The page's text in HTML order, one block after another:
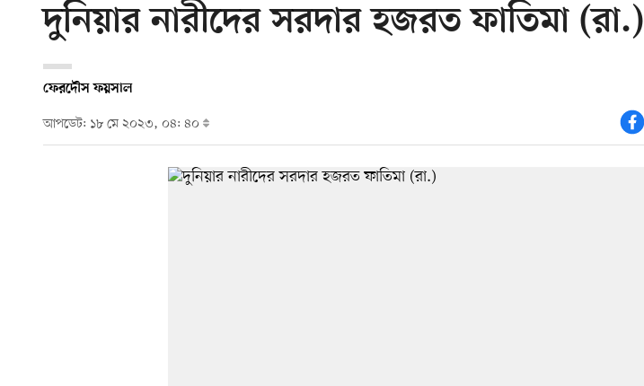
দুনিয়ার নারীদের সরদার হজরত ফাতিমা (রা.)
ফেরদৌস ফয়সাল
আপডেট: ১৮ মে ২০২৩, ০৪: ৪০